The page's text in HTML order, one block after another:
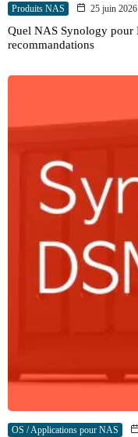
Produits NAS 25 juin 2026
Quel NAS Synology pour
recommandations
OS / Applications pour NAS